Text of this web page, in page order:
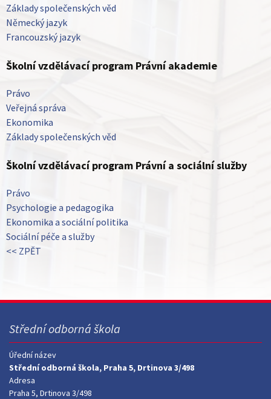
Základy společenských věd
Německý jazyk
Francouzský jazyk
Školní vzdělávací program Právní akademie
Právo
Veřejná správa
Ekonomika
Základy společenských věd
Školní vzdělávací program Právní a sociální služby
Právo
Psychologie a pedagogika
Ekonomika a sociální politika
Sociální péče a služby
<< ZPĚT
Střední odborná škola
Úřední název
Střední odborná škola, Praha 5, Drtinova 3/498
Adresa
Praha 5, Drtinova 3/498